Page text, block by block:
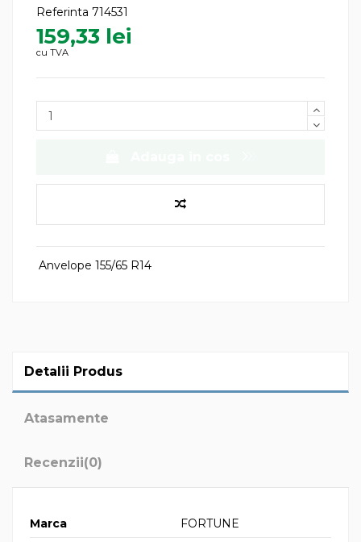
Referinta 714531
159,33 lei
cu TVA
Anvelope 155/65 R14
Detalii Produs
Atasamente
Recenzii(0)
Marca
FORTUNE